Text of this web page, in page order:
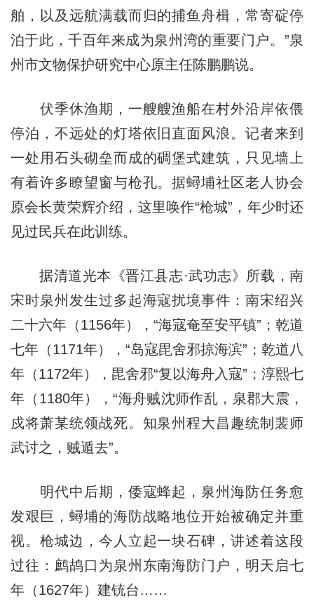
舶，以及远航满载而归的捕鱼舟楫，常寄碇停
泊于此，千百年来成为泉州湾的重要门户。”泉
州市文物保护研究中心原主任陈鹏鹏说。
伏季休渔期，一艘艘渔船在村外沿岸依偎
停泊，不远处的灯塔依旧直面风浪。记者来到
一处用石头砌垒而成的碉堡式建筑，只见墙上
有着许多瞭望窗与枪孔。据蟳埔社区老人协会
原会长黄荣辉介绍，这里唤作“枪城”，年少时还
见过民兵在此训练。
据清道光本《晋江县志·武功志》所载，南
宋时泉州发生过多起海寇扰境事件：南宋绍兴
二十六年（1156年），“海寇奄至安平镇”；乾道
七年（1171年），“岛寇毘舍邪掠海滨”；乾道八
年（1172年），毘舍邪“复以海舟入寇”；淳熙七
年（1180年），“海舟贼沈师作乱，泉郡大震，
戍将萧某统领战死。知泉州程大昌趣统制裴师
武讨之，贼遁去”。
明代中后期，倭寇蜂起，泉州海防任务愈
发艰巨，蟳埔的海防战略地位开始被确定并重
视。枪城边，今人立起一块石碑，讲述着这段
过往：鹧鸪口为泉州东南海防门户，明天启七
年（1627年）建铳台……